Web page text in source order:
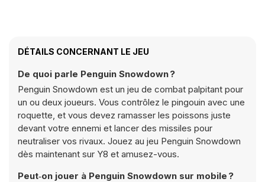
DÉTAILS CONCERNANT LE JEU
De quoi parle Penguin Snowdown ?
Penguin Snowdown est un jeu de combat palpitant pour
un ou deux joueurs. Vous contrôlez le pingouin avec une
roquette, et vous devez ramasser les poissons juste
devant votre ennemi et lancer des missiles pour
neutraliser vos rivaux. Jouez au jeu Penguin Snowdown
dès maintenant sur Y8 et amusez-vous.
Peut‑on jouer à Penguin Snowdown sur mobile ?